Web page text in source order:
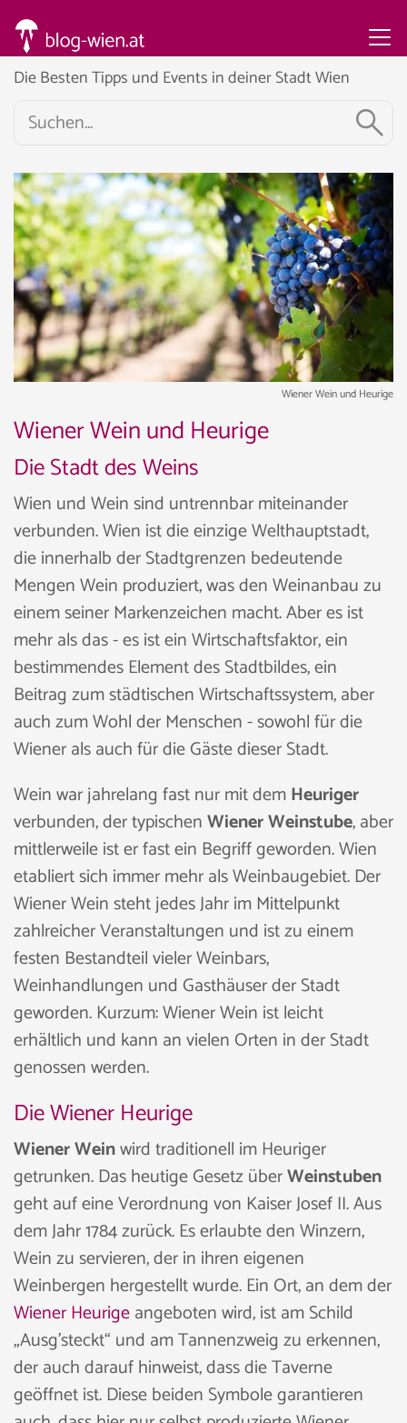
Die Besten Tipps und Events in deiner Stadt Wien
Wiener Wein und Heurige
Wiener Wein und Heurige
Die Stadt des Weins
Wien und Wein sind untrennbar miteinander
verbunden. Wien ist die einzige Welthauptstadt,
die innerhalb der Stadtgrenzen bedeutende
Mengen Wein produziert, was den Weinanbau zu
einem seiner Markenzeichen macht. Aber es ist
mehr als das - es ist ein Wirtschaftsfaktor, ein
bestimmendes Element des Stadtbildes, ein
Beitrag zum städtischen Wirtschaftssystem, aber
auch zum Wohl der Menschen - sowohl für die
Wiener als auch für die Gäste dieser Stadt.
Wein war jahrelang fast nur mit demHeuriger
verbunden, der typischenWiener Weinstube, aber
mittlerweile ist er fast ein Begriff geworden. Wien
etabliert sich immer mehr als Weinbaugebiet. Der
Wiener Wein steht jedes Jahr im Mittelpunkt
zahlreicher Veranstaltungen und ist zu einem
festen Bestandteil vieler Weinbars,
Weinhandlungen und Gasthäuser der Stadt
geworden. Kurzum: Wiener Wein ist leicht
erhältlich und kann an vielen Orten in der Stadt
genossen werden.
Die Wiener Heurige
Wiener Weinwird traditionell im Heuriger
getrunken. Das heutige Gesetz überWeinstuben
geht auf eine Verordnung von Kaiser Josef II. Aus
dem Jahr 1784 zurück. Es erlaubte den Winzern,
Wein zu servieren, der in ihren eigenen
Weinbergen hergestellt wurde. Ein Ort, an dem der
Wiener Heurigeangeboten wird, ist am Schild
„Ausg’steckt“ und am Tannenzweig zu erkennen,
der auch darauf hinweist, dass die Taverne
geöffnet ist. Diese beiden Symbole garantieren